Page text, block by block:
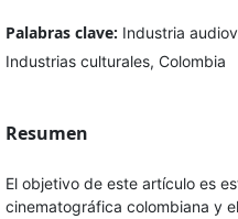
Palabras clave: Industria
Industrias culturales, Colombia
Resumen
El objetivo de este artículo es
cinematográfica colombiana y